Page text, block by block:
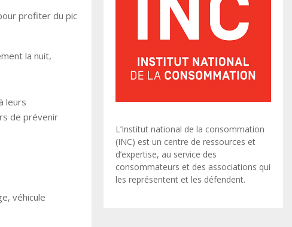
profiter du pic
la nuit,
leurs
de prévenir
véhicule
L’Institut national de la consommation
(INC) est un centre de ressources et
d’expertise, au service des
consommateurs et des associations qui
les représentent et les défendent.